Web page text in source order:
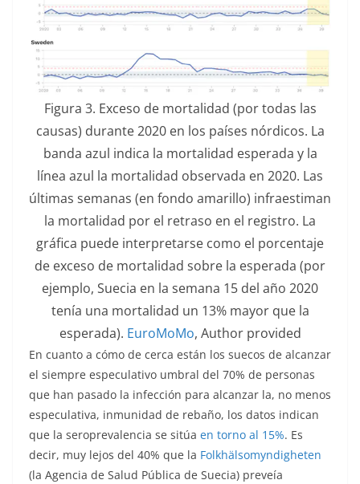
Figura 3. Exceso de mortalidad (por todas las
causas) durante 2020 en los países nórdicos. La
banda azul indica la mortalidad esperada y la
línea azul la mortalidad observada en 2020. Las
últimas semanas (en fondo amarillo) infraestiman
la mortalidad por el retraso en el registro. La
gráfica puede interpretarse como el porcentaje
de exceso de mortalidad sobre la esperada (por
ejemplo, Suecia en la semana 15 del año 2020
tenía una mortalidad un 13% mayor que la
esperada). EuroMoMo, Author provided
En cuanto a cómo de cerca están los suecos de alcanzar
el siempre especulativo umbral del 70% de personas
que han pasado la infección para alcanzar la, no menos
especulativa, inmunidad de rebaño, los datos indican
que la seroprevalencia se sitúa en torno al 15%. Es
decir, muy lejos del 40% que la Folkhälsomyndigheten
(la Agencia de Salud Pública de Suecia) preveía